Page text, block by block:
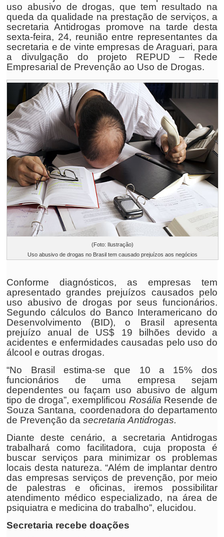
uso abusivo de drogas, que tem resultado na
queda da qualidade na prestação de serviços, a
secretaria Antidrogas promove na tarde desta
sexta-feira, 24, reunião entre representantes da
secretaria e de vinte empresas de Araguari, para
a divulgação do projeto REPUD – Rede
Empresarial de Prevenção ao Uso de Drogas.
(Foto: Ilustração)
Uso abusivo de drogas no Brasil tem causado prejuízos aos negócios
Conforme diagnósticos, as empresas tem
apresentado grandes prejuízos causados pelo
uso abusivo de drogas por seus funcionários.
Segundo cálculos do Banco Interamericano do
Desenvolvimento (BID), o Brasil apresenta
prejuízo anual de US$ 19 bilhões devido a
acidentes e enfermidades causadas pelo uso do
álcool e outras drogas.
“No Brasil estima-se que 10 a 15% dos
funcionários de uma empresa sejam
dependentes ou façam uso abusivo de algum
tipo de droga”, exemplificou Rosália Resende de
Souza Santana, coordenadora do departamento
de Prevenção dasecretaria Antidrogas.
Diante deste cenário, a secretaria Antidrogas
trabalhará como facilitadora, cuja proposta é
buscar serviços para minimizar os problemas
locais desta natureza. “Além de implantar dentro
das empresas serviços de prevenção, por meio
de palestras e oficinas, iremos possibilitar
atendimento médico especializado, na área de
psiquiatra e medicina do trabalho”, elucidou.
Secretaria recebe doações